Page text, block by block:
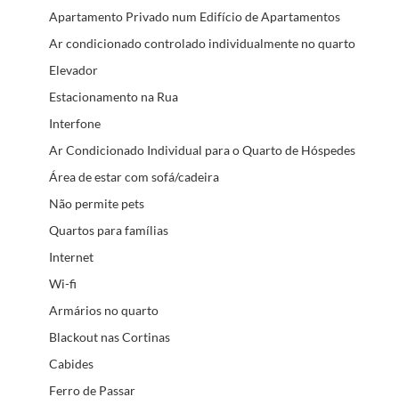
Apartamento Privado num Edifício de Apartamentos
Ar condicionado controlado individualmente no quarto
Elevador
Estacionamento na Rua
Interfone
Ar Condicionado Individual para o Quarto de Hóspedes
Área de estar com sofá/cadeira
Não permite pets
Quartos para famílias
Internet
Wi-fi
Armários no quarto
Blackout nas Cortinas
Cabides
Ferro de Passar